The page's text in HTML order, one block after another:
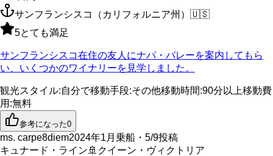
サンフランシスコ（カリフォルニア州） 🇺🇸
5とても満足
サンフランシスコ在住の友人にナパ・バレーを案内してもら
い、いくつかのワイナリーを見学しました。
観光スタイル:自分で移動手段:その他移動時間:90分以上移動費
用 :無料
参考になった0
ms. carpe8diem2024年1月乗船・5/9投稿
キュナード・ライン 🚢 クイーン・ヴィクトリア